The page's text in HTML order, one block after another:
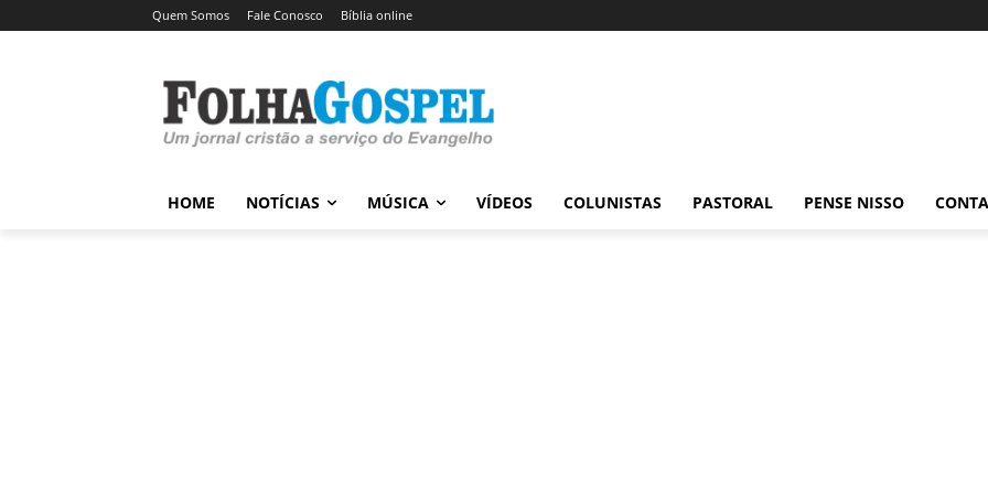
Quem Somos Fale Conosco Bíblia online
HOME NOTÍCIAS MÚSICA VÍDEOS COLUNISTAS PASTORAL PENSE NISSO